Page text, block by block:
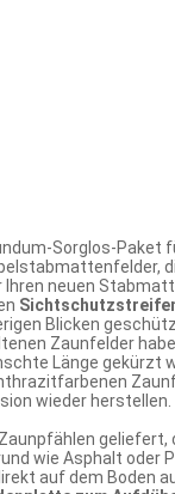
Sorglos-Paket
neuen
Blicken
Zaunfelder
Länge gekürzt
wieder herstellen.
geliefert,
wie Asphalt oder
auf dem Boden